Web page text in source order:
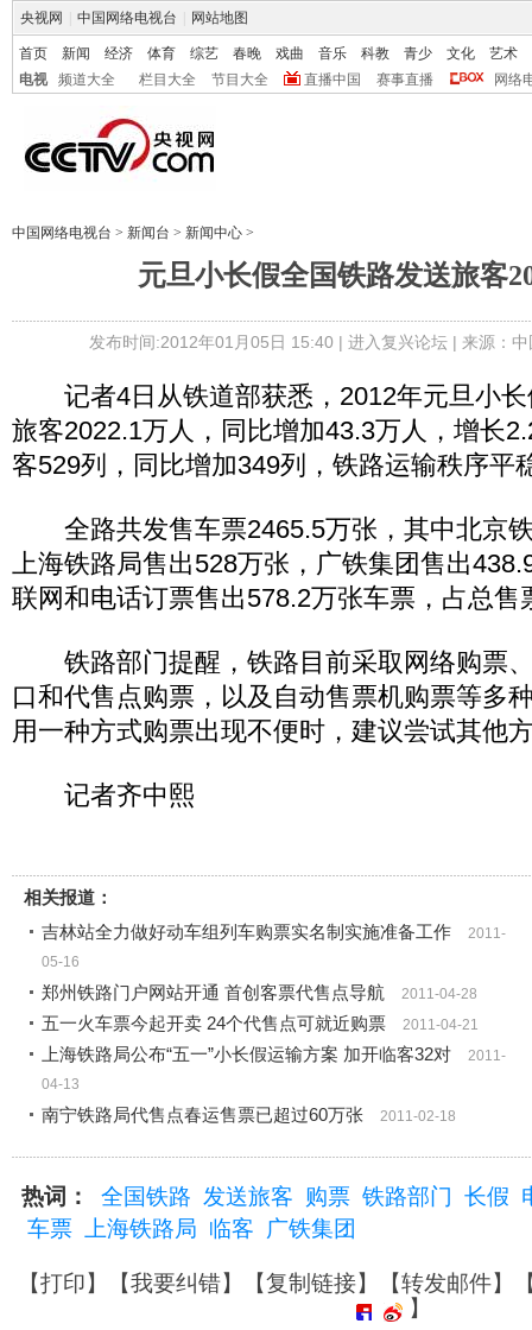
央视网 中国网络电视台 网站地图
首页 新闻 经济 体育 综艺 春晚 戏曲 音乐 科教 青少 文化
艺术
电视
频道大全 栏目大全 节目大全 直播中国 赛事直播 网络
中国网络电视台 > 新闻台 > 新闻中心 >
元旦小长假全国铁路发送旅客
发布时间:2012年01月05日 15:40 | 进入复兴论坛| 来源：
记者4日从铁道部获悉，2012年元旦小长
旅客2022.1万人，同比增加43.3万人，增长
客529列，同比增加349列，铁路运输秩序平
全路共发售车票2465.5万张，其中北京
上海铁路局售出528万张，广铁集团售出
联网和电话订票售出578.2万张车票，占总售
铁路部门提醒，铁路目前采取网络购票
口和代售点购票，以及自动售票机购票等多
用一种方式购票出现不便时，建议尝试其他
记者齐中熙
相关报道：
吉林站全力做好动车组列车购票实名制实施准备工作
2011-
05-16
郑州铁路门户网站开通 首创客票代售点导航
2011-04-28
五一火车票今起开卖 24个代售点可就近购票 2011-04-21
上海铁路局公布“五一”小长假运输方案 加开临客32对 2011-
04-13
南宁铁路局代售点春运售票已超过60万张
2011-02-18
热词： 全国铁路 发送旅客 购票 铁路部门 长假
车票
上海铁路局 临客 广铁集团
【打印】【我要纠错】【复制链接】【转发邮件】
】